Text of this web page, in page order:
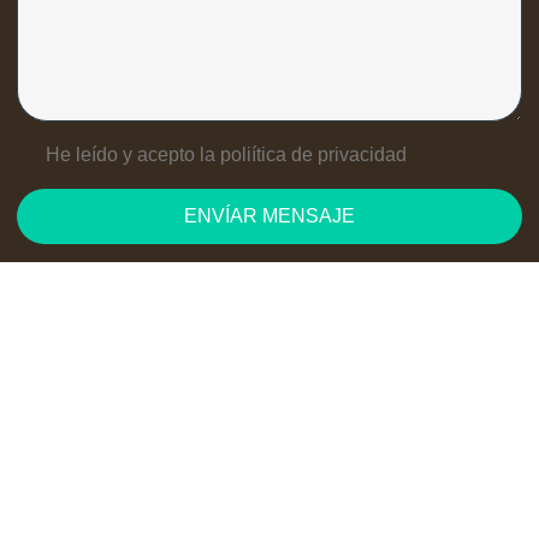
He leído y acepto la poliítica de privacidad
ENVÍAR MENSAJE